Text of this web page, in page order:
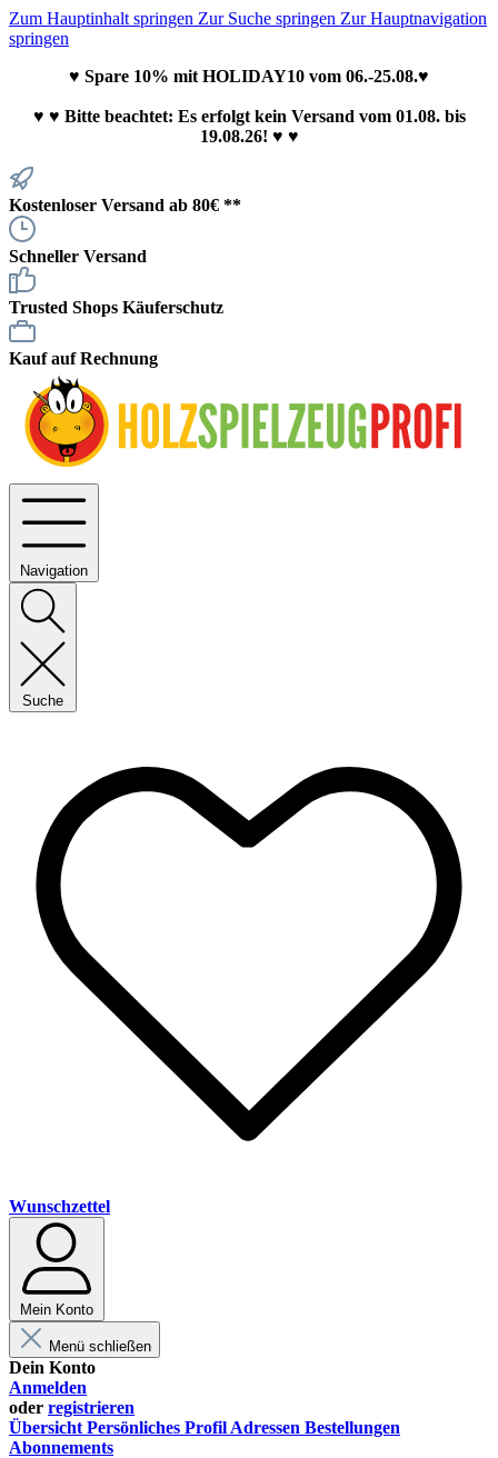
Zum Hauptinhalt springen Zur Suche springen Zur Hauptnavigation
springen
♥ Spare 10% mit HOLIDAY10 vom 06.-25.08.♥
♥ ♥ Bitte beachtet: Es erfolgt kein Versand vom 01.08. bis
19.08.26! ♥ ♥
Kostenloser Versand ab 80€ **
Schneller Versand
Trusted Shops Käuferschutz
Kauf auf Rechnung
Navigation
Suche
Wunschzettel
Mein Konto
Menü schließen
Dein Konto
Anmelden
oder registrieren
Übersicht Persönliches Profil Adressen Bestellungen
Abonnements